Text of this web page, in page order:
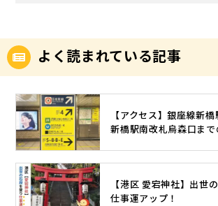
よく読まれている記事
【アクセス】銀座線新
新橋駅南改札烏森口ま
【港区 愛宕神社】出世
仕事運アップ！